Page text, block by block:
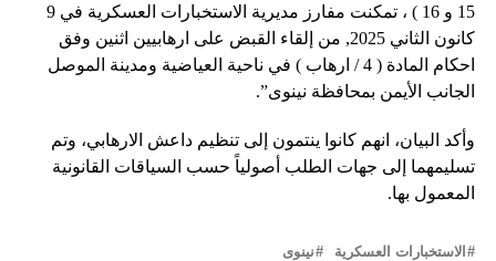
15 و 16 ) ، تمكنت مفارز مديرية الاستخبارات العسكرية في 9
كانون الثاني 2025, من إلقاء القبض على ارهابيين اثنين وفق
احكام المادة ( 4 / ارهاب ) في ناحية العياضية ومدينة الموصل
الجانب الأيمن بمحافظة نينوى”.
وأكد البيان، انهم كانوا ينتمون إلى تنظيم داعش الارهابي، وتم
تسليمهما إلى جهات الطلب أصولياً حسب السياقات القانونية
المعمول بها.
الاستخبارات العسكرية نينوى